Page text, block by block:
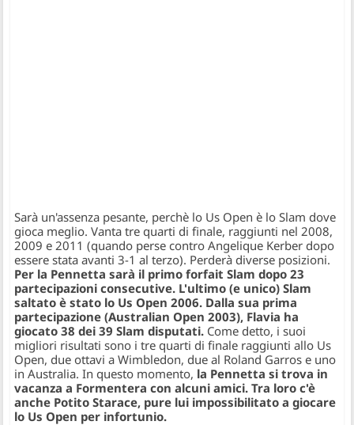
Sarà un'assenza pesante, perchè lo Us Open è lo Slam dove
gioca meglio. Vanta tre quarti di finale, raggiunti nel 2008,
2009 e 2011 (quando perse contro Angelique Kerber dopo
essere stata avanti 3-1 al terzo). Perderà diverse posizioni.
Per la Pennetta sarà il primo forfait Slam dopo 23
partecipazioni consecutive. L'ultimo (e unico) Slam
saltato è stato lo Us Open 2006. Dalla sua prima
partecipazione (Australian Open 2003), Flavia ha
giocato 38 dei 39 Slam disputati. Come detto, i suoi
migliori risultati sono i tre quarti di finale raggiunti allo Us
Open, due ottavi a Wimbledon, due al Roland Garros e uno
in Australia. In questo momento, la Pennetta si trova in
vacanza a Formentera con alcuni amici. Tra loro c'è
anche Potito Starace, pure lui impossibilitato a giocare
lo Us Open per infortunio.